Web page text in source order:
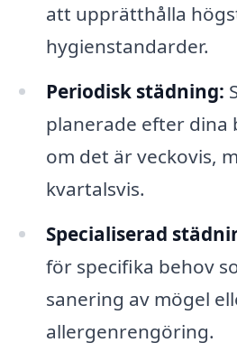
att upprätthålla
hygienstandarder.
Periodisk städning:
planerade efter dina
om det är veckovis,
kvartalsvis.
Specialiserad
för specifika behov
sanering av mögel
allergenrengöring.